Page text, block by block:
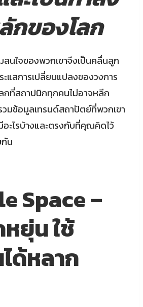
กของโลก
นใจของพวกเขาจึงเป็นคลื่นลูก
แสการเปลี่ยนแปลงของวงการ
กที่สถาปนิกทุกคนไม่อาจหลีก
วมข้อมูลเทรนด์สถาปัตย์ที่พวกเขา
อะไรบ้างและตรงกับที่คุณคิดไว้
น
Space –
ยุ่น ใช้
ด้หลาก